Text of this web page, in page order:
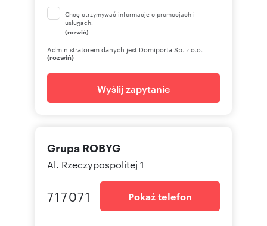
Chcę otrzymywać informacje o promocjach i
usługach.
(rozwiń)
Administratorem danych jest Domiporta Sp. z o.o.
(rozwiń)
Wyślij zapytanie
Grupa ROBYG
Al. Rzeczypospolitej 1
717071 Pokaż telefon